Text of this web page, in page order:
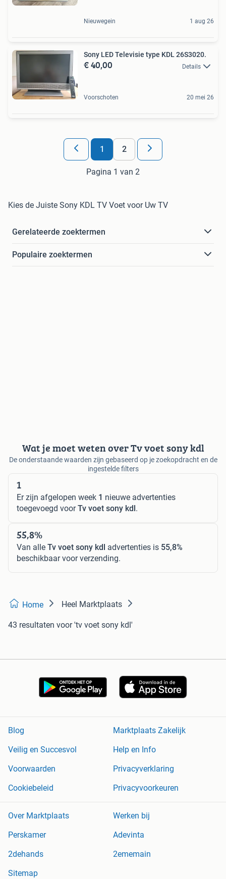
Nieuwegein 1 aug 26
Sony LED Televisie type KDL 26S3020.
€ 40,00 Details
Voorschoten 20 mei 26
1 2
Pagina 1 van 2
Kies de Juiste Sony KDL TV Voet voor Uw TV
Gerelateerde zoektermen
Populaire zoektermen
Wat je moet weten over Tv voet sony kdl
De onderstaande waarden zijn gebaseerd op je zoekopdracht en de
ingestelde filters
1
Er zijn afgelopen week 1 nieuwe advertenties
toegevoegd voorTv voet sony kdl.
55,8%
Van alle Tv voet sony kdl advertenties is 55,8%
beschikbaar voor verzending.
Home Heel Marktplaats
43 resultaten voor 'tv voet sony kdl'
Blog
Marktplaats Zakelijk
Veilig en Succesvol
Help en Info
Voorwaarden
Privacyverklaring
Cookiebeleid
Privacyvoorkeuren
Over Marktplaats
Werken bij
Perskamer
Adevinta
2dehands
2ememain
Sitemap